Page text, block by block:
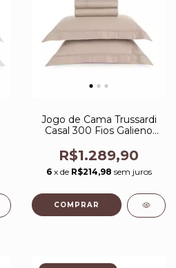
Jogo de Cama Trussardi
Casal 300 Fios Galieno
R$1.289,90
6 x de R$214,98 sem juros